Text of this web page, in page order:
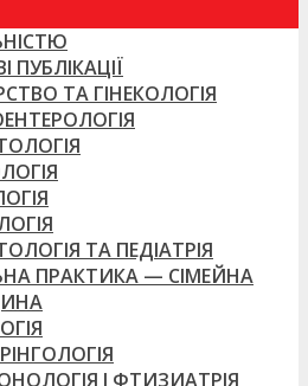
ПУБЛІКАЦІЇ
ТА ГІНЕКОЛОГІЯ
ТА ПЕДІАТРІЯ
ПРАКТИКА — СІМЕЙНА
І ФТИЗИАТРІЯ